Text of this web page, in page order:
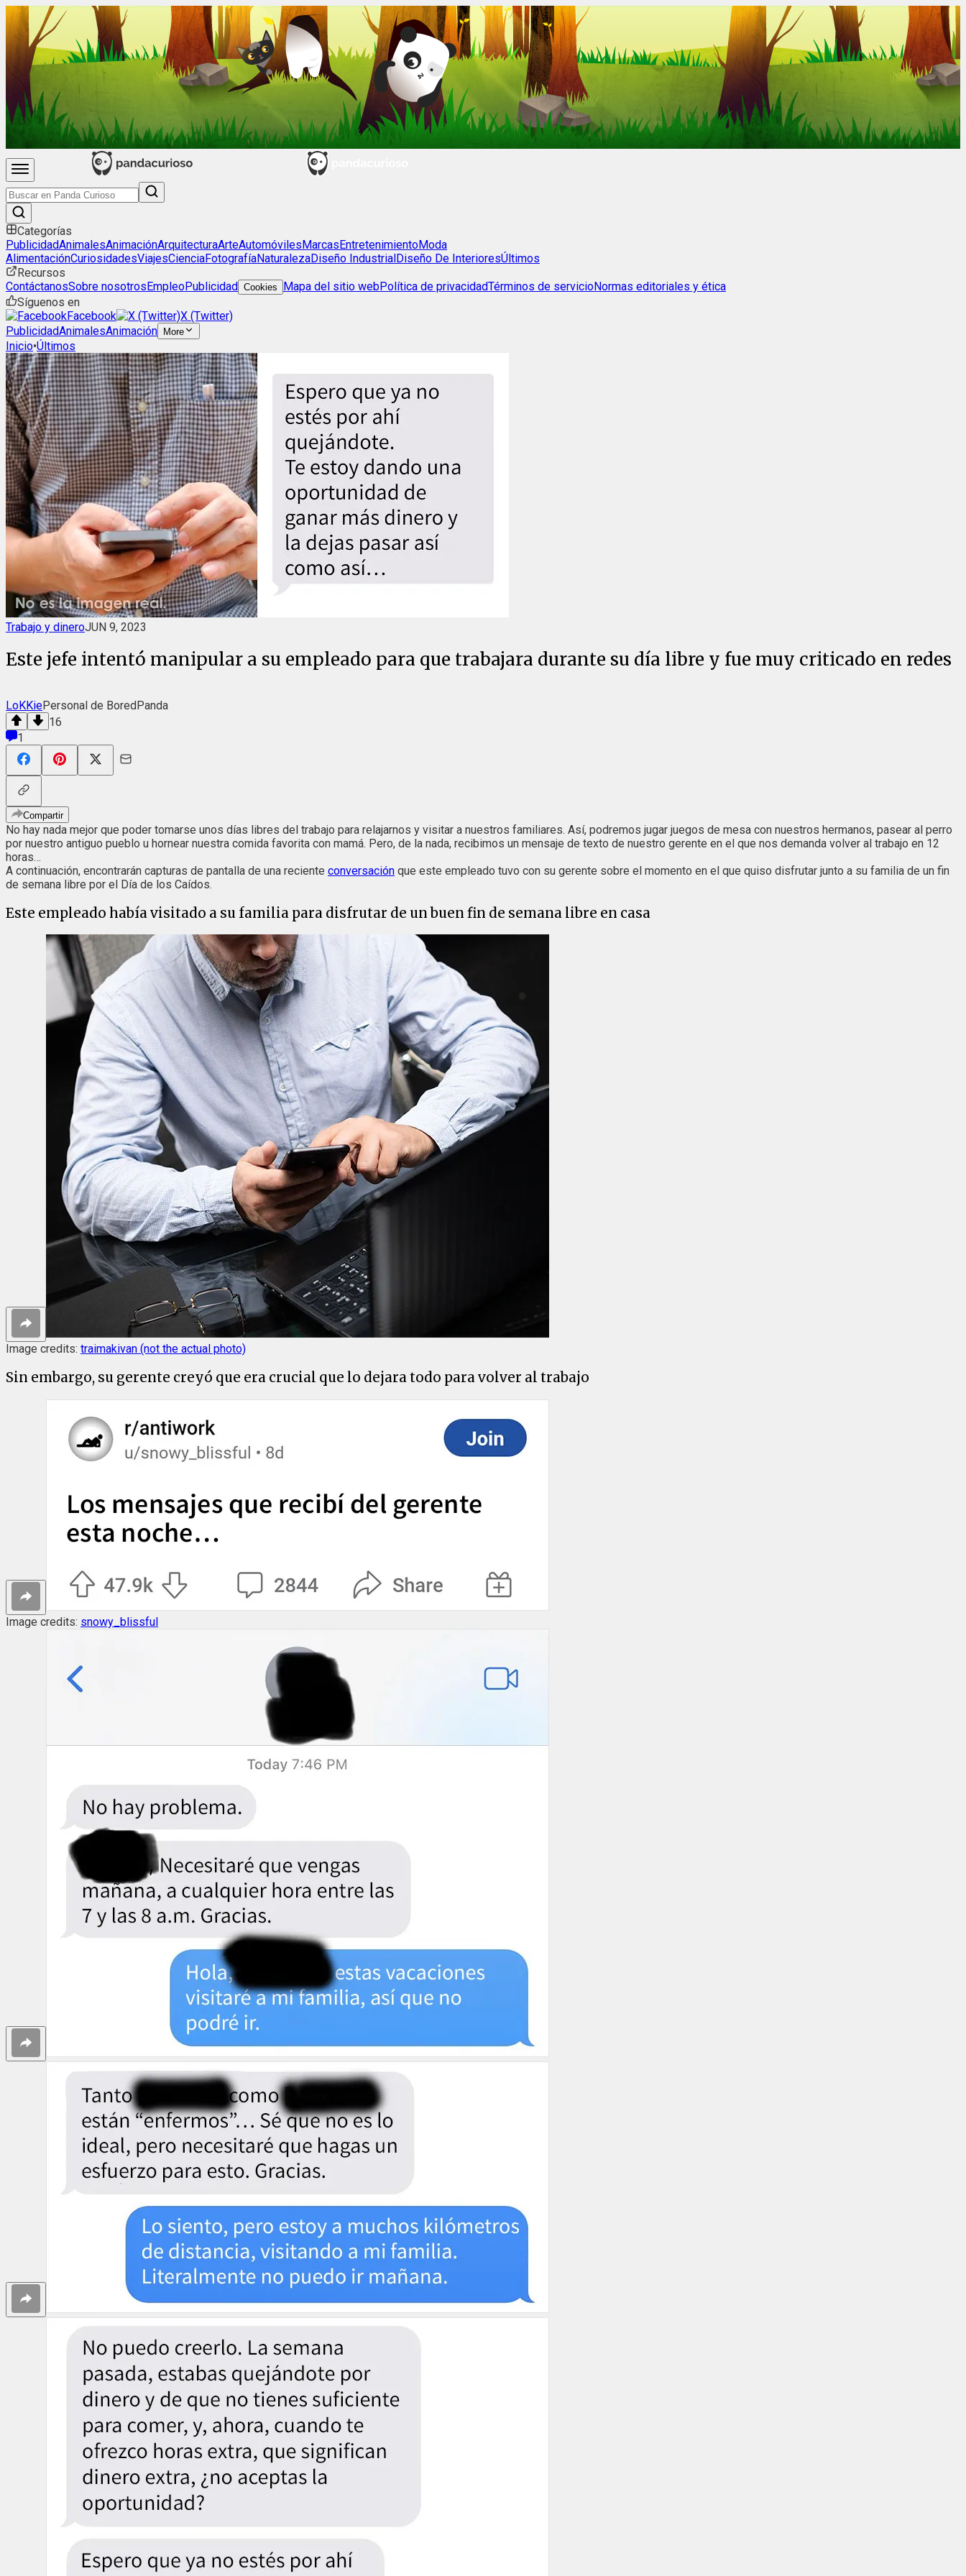
Categorías
PublicidadAnimalesAnimaciónArquitecturaArteAutomóvilesMarcasEntretenimientoModa
AlimentaciónCuriosidadesViajesCienciaFotografíaNaturalezaDiseño IndustrialDiseño De InterioresÚltimos
Recursos
ContáctanosSobre nosotrosEmpleoPublicidad Cookies Mapa del sitio webPolítica de privacidadTérminos de servicioNormas editoriales y ética
Síguenos en
Facebook
X (Twitter)
PublicidadAnimalesAnimación More
Inicio•Últimos
Trabajo y dineroJUN 9, 2023
Este jefe intentó manipular a su empleado para que trabajara durante su día libre y fue muy criticado en redes
LoKKiePersonal de BoredPanda
16
1
Compartir
No hay nada mejor que poder tomarse unos días libres del trabajo para relajarnos y visitar a nuestros familiares. Así, podremos jugar juegos de mesa con nuestros hermanos, pasear al perro
por nuestro antiguo pueblo u hornear nuestra comida favorita con mamá. Pero, de la nada, recibimos un mensaje de texto de nuestro gerente en el que nos demanda volver al trabajo en 12
horas…
A continuación, encontrarán capturas de pantalla de una reciente conversación que este empleado tuvo con su gerente sobre el momento en el que quiso disfrutar junto a su familia de un fin
de semana libre por el Día de los Caídos.
Este empleado había visitado a su familia para disfrutar de un buen fin de semana libre en casa
Image credits: traimakivan (not the actual photo)
Sin embargo, su gerente creyó que era crucial que lo dejara todo para volver al trabajo
Image credits: snowy_blissful